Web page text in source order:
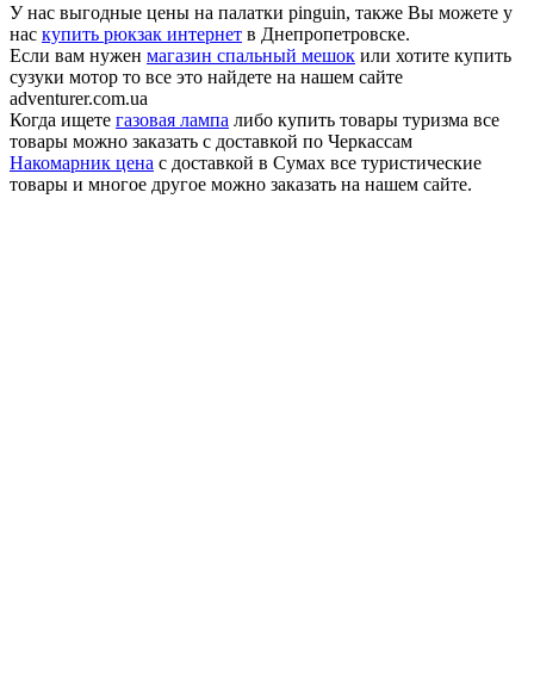
У нас выгодные цены на палатки pinguin, также Вы можете у
нас купить рюкзак интернет в Днепропетровске.
Если вам нужен магазин спальный мешок или хотите купить
сузуки мотор то все это найдете на нашем сайте
adventurer.com.ua
Когда ищете газовая лампа либо купить товары туризма все
товары можно заказать с доставкой по Черкассам
Накомарник цена с доставкой в Сумах все туристические
товары и многое другое можно заказать на нашем сайте.